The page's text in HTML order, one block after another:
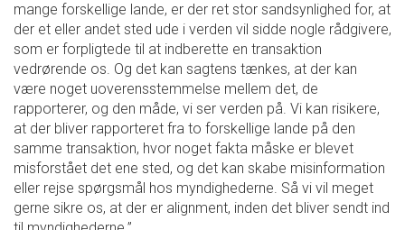
mange forskellige lande, er der ret stor sandsynlighed for, at
der et eller andet sted ude i verden vil sidde nogle rådgivere,
som er forpligtede til at indberette en transaktion
vedrørende os. Og det kan sagtens tænkes, at der kan
være noget uoverensstemmelse mellem det, de
rapporterer, og den måde, vi ser verden på. Vi kan risikere,
at der bliver rapporteret fra to forskellige lande på den
samme transaktion, hvor noget fakta måske er blevet
misforstået det ene sted, og det kan skabe misinformation
eller rejse spørgsmål hos myndighederne. Så vi vil meget
gerne sikre os, at der er alignment, inden det bliver sendt ind